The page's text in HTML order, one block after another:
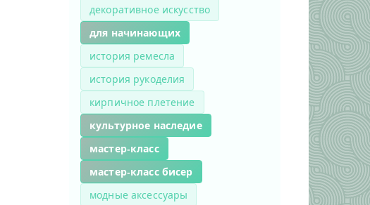
декоративное искусство
для начинающих
история ремесла
история рукоделия
кирпичное плетение
культурное наследие
мастер-класс
мастер-класс бисер
модные аксессуары